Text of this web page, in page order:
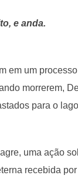
e anda.
em um
morrerem,
para o
uma ação
recebida